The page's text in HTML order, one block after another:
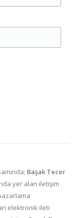
Başak Tecer
yer alan iletişim
elektronik ileti